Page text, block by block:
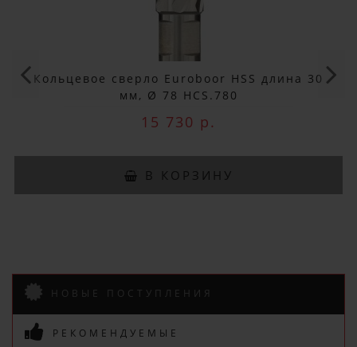
ДОБРО ПОЖАЛОВАТЬ!
Не упусти выгоду!
Специальные предложения!
Подпишись и получай бонусы.
способом, включая online оплату
Кольцевое сверло Euroboor HSS длина 30
мм, Ø 78 HCS.780
15 730 р.
В КОРЗИНУ
НОВЫЕ ПОСТУПЛЕНИЯ
РЕКОМЕНДУЕМЫЕ